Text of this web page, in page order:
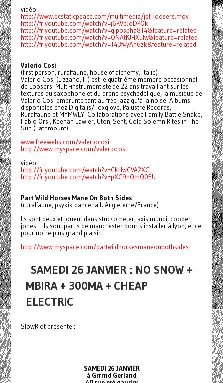
vidéo:
http://www.ecstaticpeace.com/multimedia/jef_loosers.mov
http://fr.youtube.com/watch?v=j6RVbJoDPQk
http://fr.youtube.com/watch?v=gipospha8T4&feature=related
http://fr.youtube.com/watch?v=ONAtKJHXulw&feature=related
http://fr.youtube.com/watch?v=T43f4yAh6zk&feature=related
Valerio Cosi
(first person, ruralfaune, house of alchemy; Italie)
Valerio Cosi (Lizzano, IT) est le quatrième membre occasionnel
de Loosers. Multi-instrumentiste de 22 ans travaillant sur les
textures du saxophone et du drone psychédélique, la musique de
Valerio Cosi emprunte tant au free jazz qu'à la noise. Albums
disponibles chez Digitalis/Foxglove, Palustre Records,
Ruralfaune et MYMWLY. Collaborations avec Family Battle Snake,
Fabio Orsi, Keenan Lawler, Uton, Seht, Cold Solemn Rites in The
Sun (Fathmount).
www.freewebs.com/valeriocosi
http://www.myspace.com/valeriocosi
vidéo:
http://fr.youtube.com/watch?v=CkHwCVA2XCI
http://fr.youtube.com/watch?v=pXC9nQmQ0EU
Part Wild Horses Mane On Both Sides
(ruralfaune, psykik dancehall; Angleterre/France)
Ils sont deux et jouent dans stuckometer, axis mundi, cooper-
jones... Ils sont partis de manchester pour s'installer à lyon, et ce
pour notre plus grand plaisir.
http://www.myspace.com/partwildhorsesmaneonbothsides
SAMEDI 26 JANVIER : NO SNOW +
MBIRA + 300MA + CHEAP
ELECTRIC
SlowRiot présente :
SAMEDI 26 JANVIER
à Grrrnd Gerland